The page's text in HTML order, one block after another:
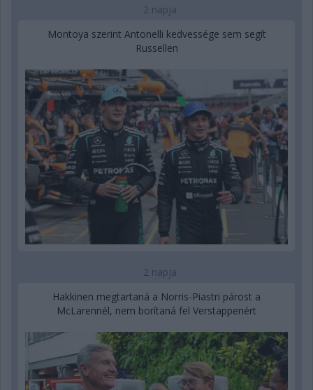
2 napja
Montoya szerint Antonelli kedvessége sem segít
Russellen
2 napja
Hakkinen megtartaná a Norris-Piastri párost a
McLarennél, nem borítaná fel Verstappenért